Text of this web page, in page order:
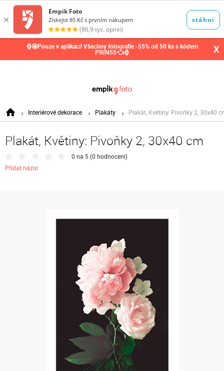
⌚🤩Pouze v aplikaci! Všechny fotografie -55% od 50 ks s kódem
PRIN55👈⌚ X
Interiérové dekorace Plakáty Plakát, Květiny: Pivoňky 2, 30x40
Plakát, Květiny: Pivoňky 2, 30x40 cm
0 na 5 (0 hodnocení)
Přidat názor